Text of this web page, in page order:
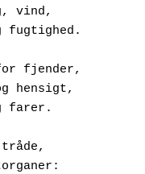
vind,
og fugtighed.
for fjender,
og hensigt,
farer.
tråde,